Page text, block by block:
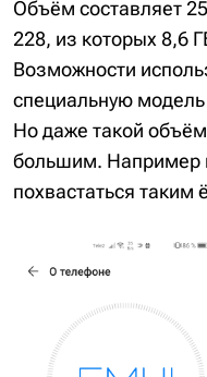
Объём составляет
228, из которых 8,6
Возможности
специальную
Но даже такой объём
большим. Например
похвастаться